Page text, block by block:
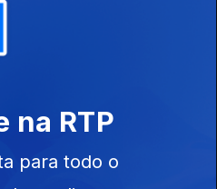
de Israel
e a estreia dos
na RTP
para todo o